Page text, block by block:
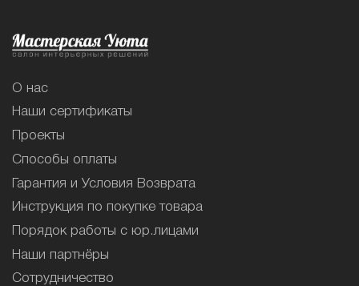
О нас
Наши сертификаты
Проекты
Способы оплаты
Гарантия и Условия Возврата
Инструкция по покупке товара
Порядок работы с юр.лицами
Наши партнёры
Сотрудничество